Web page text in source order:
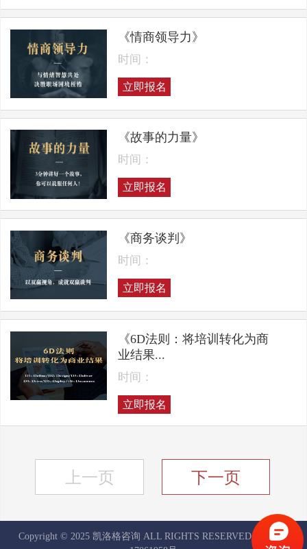
《情商领导力》
时间：
立即报名
《故事的力量》
时间：
立即报名
《商务谈判》
时间：
立即报名
《6D法则：将培训转化为商
业结果...
时间：
立即报名
上一页 下一页
Copyright © 2025 凯洛格咨询 ALL RIGHTS RESERVED
京ICP备